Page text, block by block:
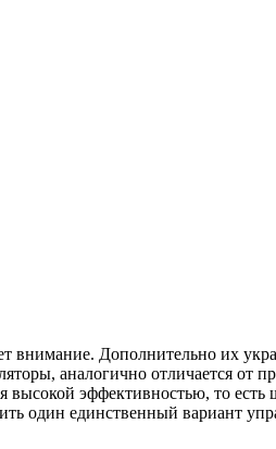
внимание. Дополнительно их
аналогично отличается от
эффективностью, то есть
один единственный вариант